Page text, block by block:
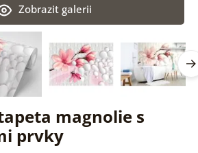
magnolie s
prvky
Zobrazit galerii